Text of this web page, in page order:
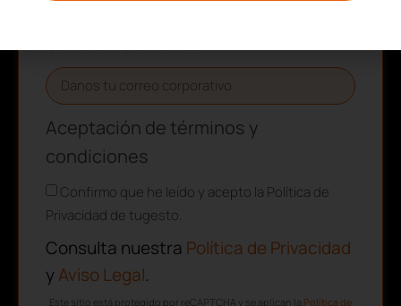
Aceptación de términos y
condiciones
Confirmo que he leído y acepto la Política de
Privacidad de tugesto.
Consulta nuestra Política de Privacidad
y Aviso Legal.
Este sitio está protegido por reCAPTCHA y se aplican la Política de